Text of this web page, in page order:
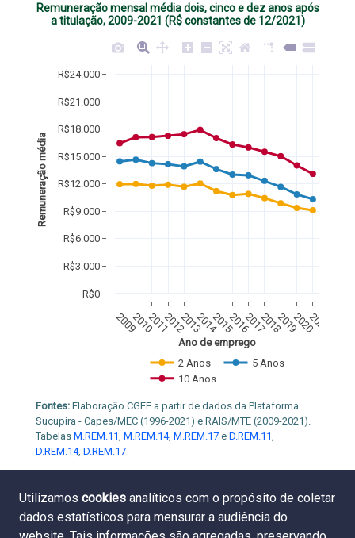
Remuneração mensal média dois, cinco e dez anos após
a titulação, 2009-2021 (R$ constantes de 12/2021)
200920102011201220132014201520162017201820192020
2021
R$0
R$3.000
R$6.000
R$9.000
R$12.000
R$15.000
R$18.000
R$21.000
R$24.000
2 Anos
5 Anos
10 Anos
Ano de emprego
Remuneração média
Fontes: Elaboração CGEE a partir de dados da Plataforma
Sucupira - Capes/MEC (1996-2021) e RAIS/MTE (2009-2021).
Tabelas M.REM.11, M.REM.14, M.REM.17 e D.REM.11,
D.REM.14, D.REM.17
Utilizamos cookies analíticos com o propósito de coletar
dados estatísticos para mensurar a audiência do